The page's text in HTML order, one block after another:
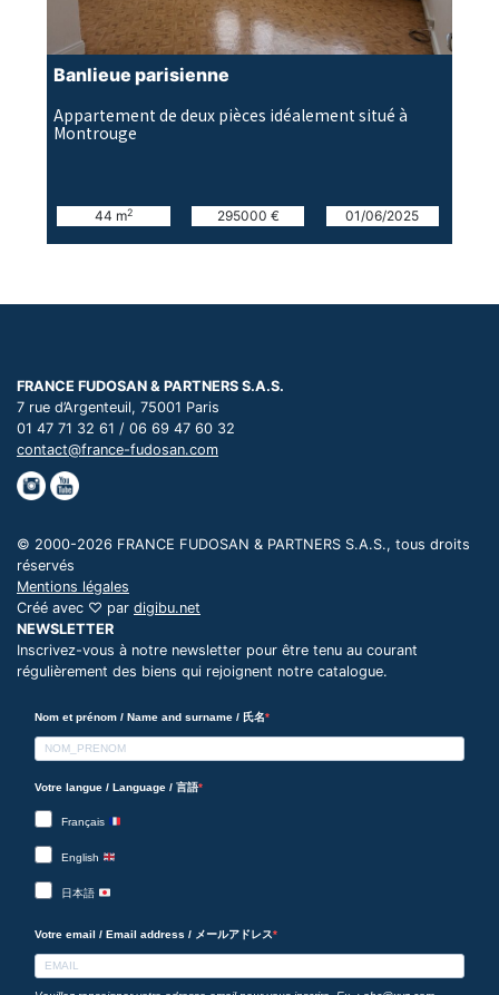
Banlieue parisienne
Appartement de deux pièces idéalement situé à
Montrouge
44 m2 295000 € 01/06/2025
FRANCE FUDOSAN & PARTNERS S.A.S.
7 rue d’Argenteuil, 75001 Paris
01 47 71 32 61 / 06 69 47 60 32
contact@france-fudosan.com
© 2000-2026 FRANCE FUDOSAN & PARTNERS S.A.S., tous droits
réservés
Mentions légales
Créé avec ♡ par digibu.net
NEWSLETTER
Inscrivez-vous à notre newsletter pour être tenu au courant
régulièrement des biens qui rejoignent notre catalogue.
Nom et prénom / Name and surname / 氏名
Votre langue / Language / 言語
Français
English
日本語
Votre email / Email address / メールアドレス